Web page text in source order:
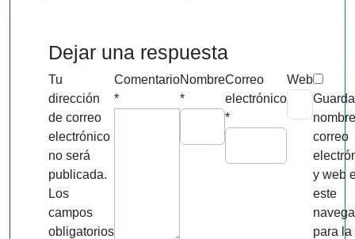
Dejar una respuesta
Tu
dirección
de correo
electrónico
no será
publicada.
Los
campos
obligatorios
Comentario
*
Nombre
*
Correo
electrónico
*
Web
correo
y web
este
para la